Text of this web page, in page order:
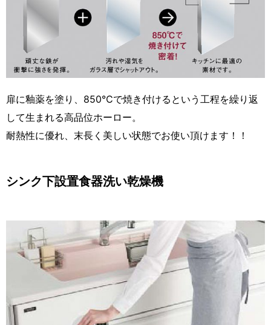
扉に釉薬を塗り、850℃で焼き付けるという工程を繰り返
して生まれる高品位ホーロー。
耐熱性に優れ、末長く美しい状態でお使い頂けます！！
シンク下設置食器洗い乾燥機